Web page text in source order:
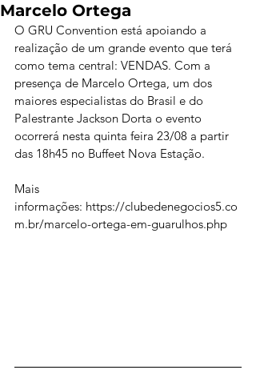
Marcelo Ortega
O GRU Convention está apoiando a
realização de um grande evento que terá
como tema central: VENDAS. Com a
presença de Marcelo Ortega, um dos
maiores especialistas do Brasil e do
Palestrante Jackson Dorta o evento
ocorrerá nesta quinta feira 23/08 a partir
das 18h45 no Buffeet Nova Estação.
Mais
informações: https://clubedenegocios5.co
m.br/marcelo-ortega-em-guarulhos.php